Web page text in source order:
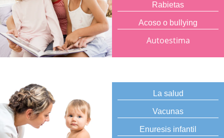
Rabietas
Acoso o bullying
Autoestima
La salud
Vacunas
Enuresis infantil